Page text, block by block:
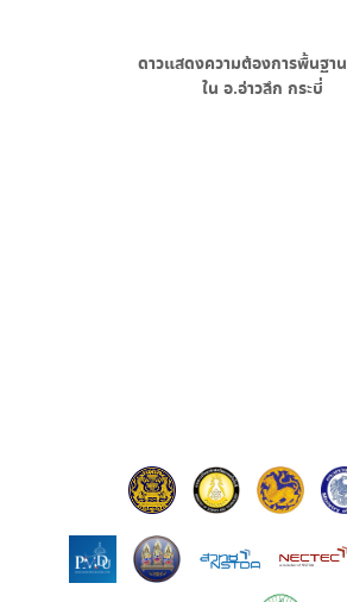
ดาวแสดงความต้องการพื้นฐาน
ใน อ.อ่าวลึก กระบี่